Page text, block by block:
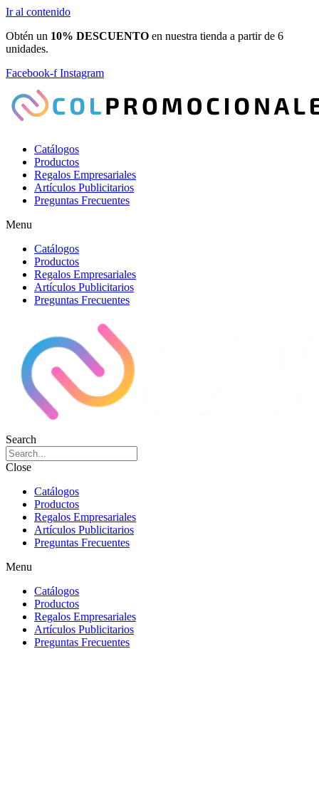
Ir al contenido
Obtén un 10% DESCUENTO en nuestra tienda a partir de 6
unidades.
Facebook-f Instagram
Catálogos
Productos
Regalos Empresariales
Artículos Publicitarios
Preguntas Frecuentes
Menu
Catálogos
Productos
Regalos Empresariales
Artículos Publicitarios
Preguntas Frecuentes
Search
Close
Catálogos
Productos
Regalos Empresariales
Artículos Publicitarios
Preguntas Frecuentes
Menu
Catálogos
Productos
Regalos Empresariales
Artículos Publicitarios
Preguntas Frecuentes